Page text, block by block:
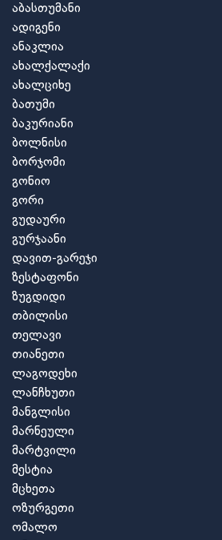
აბასთუმანი
ადიგენი
ანაკლია
ახალქალაქი
ახალციხე
ბათუმი
ბაკურიანი
ბოლნისი
ბორჯომი
გონიო
გორი
გუდაური
გურჯაანი
დავით-გარეჯი
ზესტაფონი
ზუგდიდი
თბილისი
თელავი
თიანეთი
ლაგოდეხი
ლანჩხუთი
მანგლისი
მარნეული
მარტვილი
მესტია
მცხეთა
ოზურგეთი
ომალო